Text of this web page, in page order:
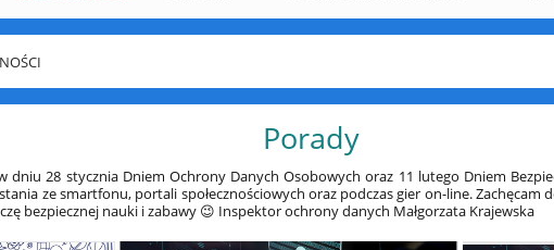
Porady
dniu 28 stycznia Dniem Ochrony Danych Osobowych oraz 11 lutego Dniem
ze smartfonu, portali społecznościowych oraz podczas gier on-line. Zachęcam
bezpiecznej nauki i zabawy 😉 Inspektor ochrony danych Małgorzata Krajewska